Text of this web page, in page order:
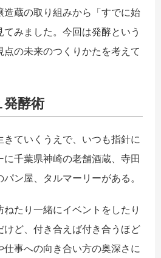
造蔵の取り組みから「すでに始
てみました。今回は発酵という
の未来のつくりかたを考えて
酵術
ていくうえで、いつも指針に
に千葉県神崎の老舗酒蔵、寺田
ン屋、タルマーリーがある。
たり一緒にイベントをしたり
けど、付き合えば付き合うほど
事への向き合い方の奥深さに